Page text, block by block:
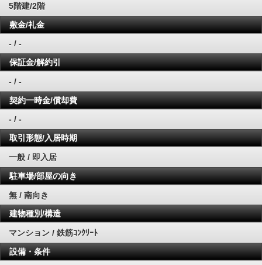
5階建/2階
敷金/礼金
- / -
保証金/解約引
- / -
契約一時金/償却費
- / -
取引形態/入居時期
一般 / 即入居
駐車場/部屋の向き
無 / 南向き
建物種別/構造
マンション / 鉄筋ｺﾝｸﾘｰﾄ
設備・条件